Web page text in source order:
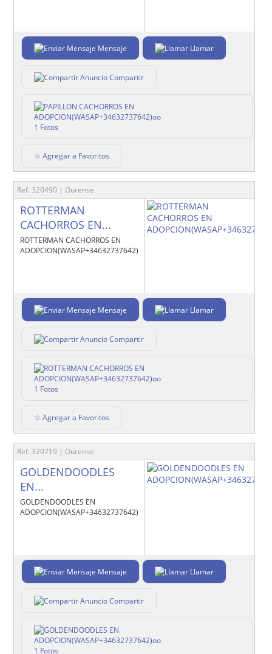
Mensaje Llamar
Compartir
1 Fotos
☆ Agregar a Favoritos
Ref. 320490 | Ourense
ROTTERMAN
CACHORROS EN...
ROTTERMAN CACHORROS EN
ADOPCION(WASAP+34632737642)oo
Mensaje Llamar
Compartir
1 Fotos
☆ Agregar a Favoritos
Ref. 320719 | Ourense
GOLDENDOODLES
EN...
GOLDENDOODLES EN
ADOPCION(WASAP+34632737642)oo
Mensaje Llamar
Compartir
1 Fotos